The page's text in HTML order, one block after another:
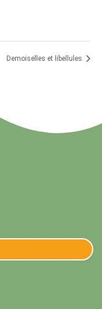
Demoiselles et libellules